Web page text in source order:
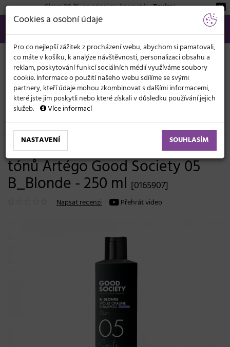
Sleva 20 %na pánskou kosmetikuBeviro!
566 440 099
info@svetkadernictvi.cz
Po−pá: 8−17
Vše o nákupu Kč
KATEGORIE
MENU
Vlasová kosmetika Šampony Barvené, melírované a blond
Šampon pro neutralizaci žlutých
tónů Artégo Good Society 05
B_Blonde - 250 ml [0165907]
Napsat recenzi Přehrát video
Cookies a osobní údaje
Pro co nejlepší zážitek z procházení webu, abychom si pamatovali,
co máte v košíku, k analýze návštěvnosti, personalizaci obsahu a
reklam, poskytování funkcí sociálních médií využíváme soubory
cookie. Informace o použití našeho webu sdílíme se svými
partnery, kteří údaje mohou zkombinovat s dalšími informacemi,
které jste jim poskytli nebo které získali v důsledku používání jejich
služeb.
Více informací
NASTAVENÍ SOUHLASÍM